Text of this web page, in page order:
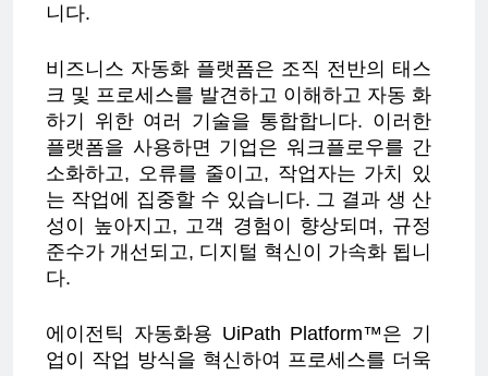
니다.
비즈니스 자동화 플랫폼은 조직 전반의 태스
크 및 프로세스를 발견하고 이해하고 자동 화
하기 위한 여러 기술을 통합합니다. 이러한
플랫폼을 사용하면 기업은 워크플로우를 간
소화하고, 오류를 줄이고, 작업자는 가치 있
는 작업에 집중할 수 있습니다. 그 결과 생 산
성이 높아지고, 고객 경험이 향상되며, 규정
준수가 개선되고, 디지털 혁신이 가속화 됩니
다.
에이전틱 자동화용 UiPath Platform™은 기
업이 작업 방식을 혁신하여 프로세스를 더욱